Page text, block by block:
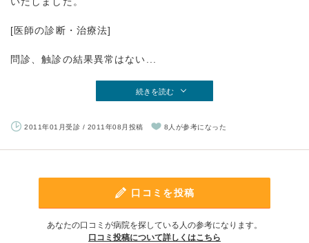
[医師の診断・治療法]
問診、触診の結果異常はない...
続きを読む
2011年01月受診 / 2011年08月投稿 8人が参考になった
口コミを投稿
あなたの口コミが病院を探している人の参考になります。
口コミ投稿について詳しくはこちら